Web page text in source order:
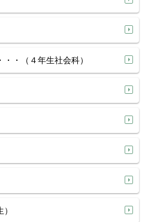
・（４年生社会科）